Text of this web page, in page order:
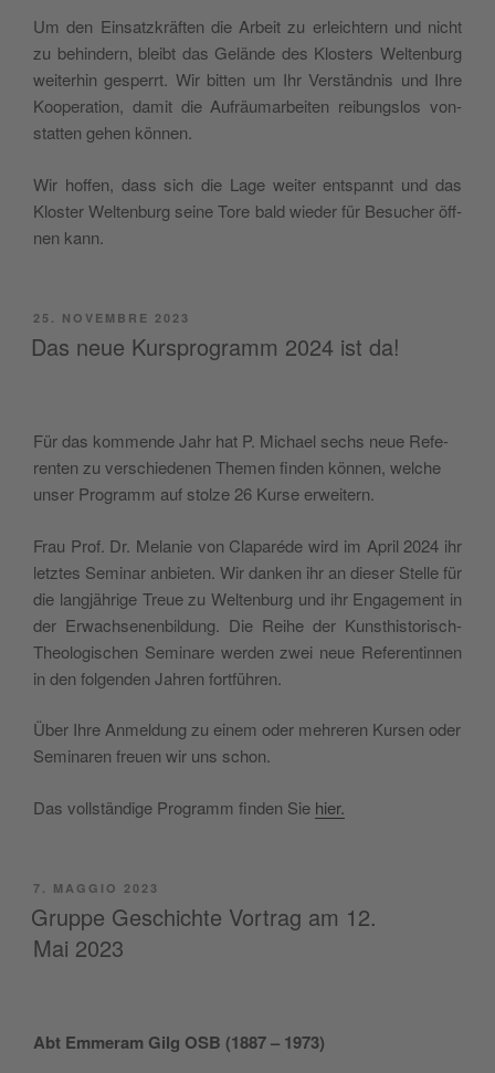
Um den Ein­satz­kräf­ten die Arbeit zu erlei­ch­tern und nicht
zu behin­dern, bleibt das Gelän­de des Klo­sters Welt­en­burg
wei­te­rhin gesperrt. Wir bit­ten um Ihr Ver­ständ­nis und Ihre
Koo­pe­ra­tion, damit die Aufräu­mar­bei­ten rei­bung­slos von­
stat­ten gehen können.
Wir hof­fen, dass sich die Lage wei­ter entspannt und das
Klo­ster Welt­en­burg sei­ne Tore bald wie­der für Besu­cher öff­
nen kann.
PUBBLICATO
IL
25. NOVEMBRE 2023
Das neue Kursprogramm 2024 ist da!
Für das kom­men­de Jahr hat P. Michael sechs neue Refe­
ren­ten zu ver­schie­de­nen The­men fin­den kön­nen, wel­che
unser Pro­gramm auf stol­ze 26 Kur­se erweitern.
Frau Prof. Dr. Mela­nie von Cla­pa­ré­de wird im April 2024 ihr
letz­tes Semi­nar anbie­ten. Wir dan­ken ihr an die­ser Stel­le für
die lan­g­jäh­ri­ge Treue zu Welt­en­burg und ihr Enga­ge­ment in
der Erwa­ch­se­nen­bil­dung. Die Rei­he der Kun­sthi­sto­ri­sch-
Theo­lo­gi­schen Semi­na­re wer­den zwei neue Refe­ren­tin­nen
in den fol­gen­den Jah­ren fortführen.
Über Ihre Anmel­dung zu einem oder meh­re­ren Kur­sen oder
Semi­na­ren freuen wir uns schon.
Das voll­stän­di­ge Pro­gramm fin­den Sie hier.
PUBBLICATO
IL
7. MAGGIO 2023
Gruppe Geschichte Vortrag am 12.
Mai 2023
Abt Emme­ram Gilg OSB (1887 – 1973)